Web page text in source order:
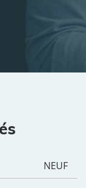
NEUF